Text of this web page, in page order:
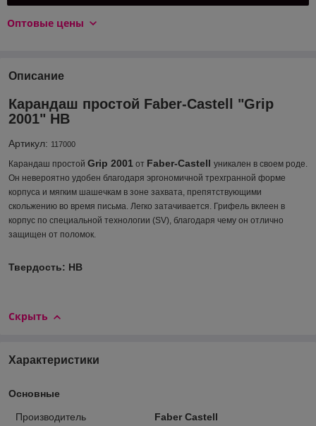
Оптовые цены
Описание
Карандаш простой Faber-Castell "Grip
2001" HВ
Артикул: 117000
Карандаш простой Grip 2001 от Faber-Castell уникален в своем роде.
Он невероятно удобен благодаря эргономичной трехгранной форме
корпуса и мягким шашечкам в зоне захвата, препятствующими
скольжению во время письма. Легко затачивается. Грифель вклеен в
корпус по специальной технологии (SV), благодаря чему он отлично
защищен от поломок.
Твердость: HВ
Скрыть
Характеристики
Основные
Производитель
Faber Castell